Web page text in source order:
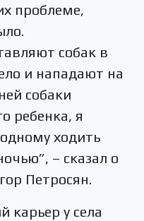
проблеме,
собак в
и нападают на
собаки
ребенка, я
ходить
– сказал о
Петросян.
карьер у села